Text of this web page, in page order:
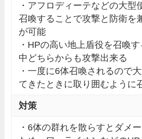
・アフロディーテなどの大型
召喚することで攻撃と防衛を
が可能
・HPの高い地上盾役を召喚
中どちらからも攻撃出来る
・一度に6体召喚されるので
てきたときに取り囲むように
対策
・6体の群れを散らすとダメ